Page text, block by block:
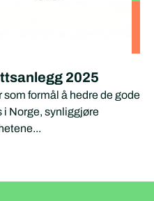
2025
formål å hedre de gode
i Norge, synliggjøre